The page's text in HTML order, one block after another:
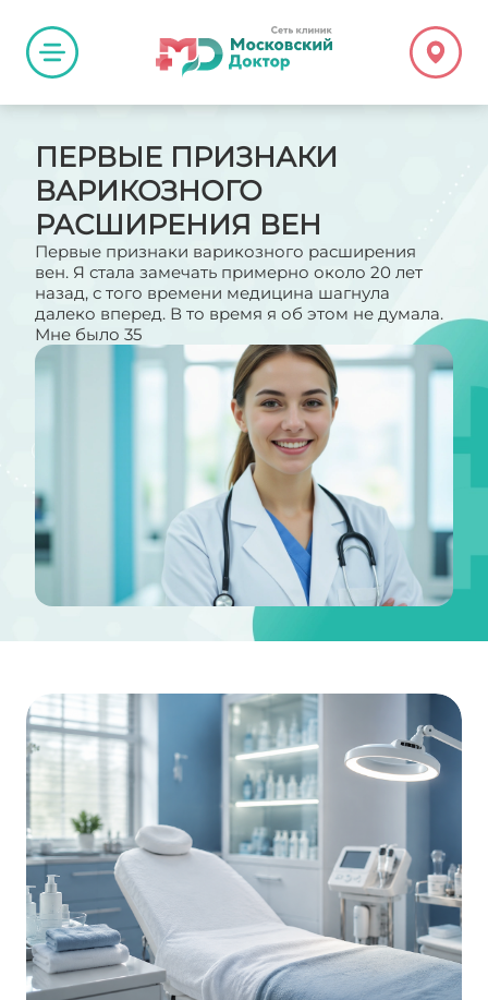
ПЕРВЫЕ ПРИЗНАКИ
ВАРИКОЗНОГО
РАСШИРЕНИЯ ВЕН
Первые признаки варикозного расширения
вен. Я стала замечать примерно около 20 лет
назад, с того времени медицина шагнула
далеко вперед. В то время я об этом не думала.
Мне было 35